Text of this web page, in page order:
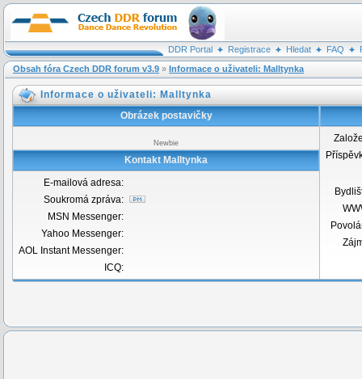
DDR Portal Registrace Hledat FAQ
Obsah fóra Czech DDR forum v3.9 » Informace o uživateli: Malltynka
Informace o uživateli: Malltynka
Obrázek postavičky
Newbie
Kontakt Malltynka
E-mailová adresa:
Soukromá zpráva:
MSN Messenger:
Yahoo Messenger:
AOL Instant Messenger:
ICQ: